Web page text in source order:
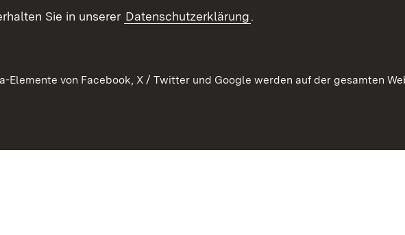
Sie in unserer Datenschutzerklärung.
Elemente von Facebook, X / Twitter und Google werden auf der gesamten